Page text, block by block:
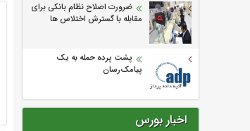
ضرورت اصلاح نظام بانکی برای
مقابله با گسترش اختلاس ها
پشت پرده حمله به یک
پیامک‌رسان
اخبار بورس